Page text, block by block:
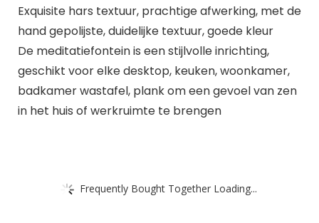
Exquisite hars textuur, prachtige afwerking, met de
hand gepolijste, duidelijke textuur, goede kleur
De meditatiefontein is een stijlvolle inrichting,
geschikt voor elke desktop, keuken, woonkamer,
badkamer wastafel, plank om een ​​gevoel van zen
in het huis of werkruimte te brengen
Frequently Bought Together Loading...